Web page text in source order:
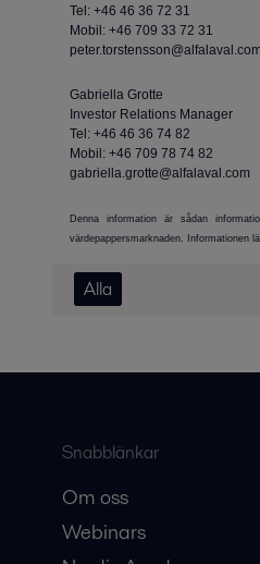
Tel: +46 46 36 72 31
Mobil: +46 709 33 72 31
Gabriella Grotte
Investor Relations Manager
Tel: +46 46 36 74 82
Mobil: +46 709 78 74 82
gabriella.grotte@alfalaval.com
Denna information är sådan
värdepappersmarknaden. Informationen
Alla
Snabblänkar
Om oss
Webinars